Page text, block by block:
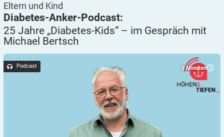
Eltern und Kind
Diabetes-Anker-Podcast:
25 Jahre „Diabetes-Kids“ – im Gespräch mit
Michael Bertsch
2 Minuten
Podcast